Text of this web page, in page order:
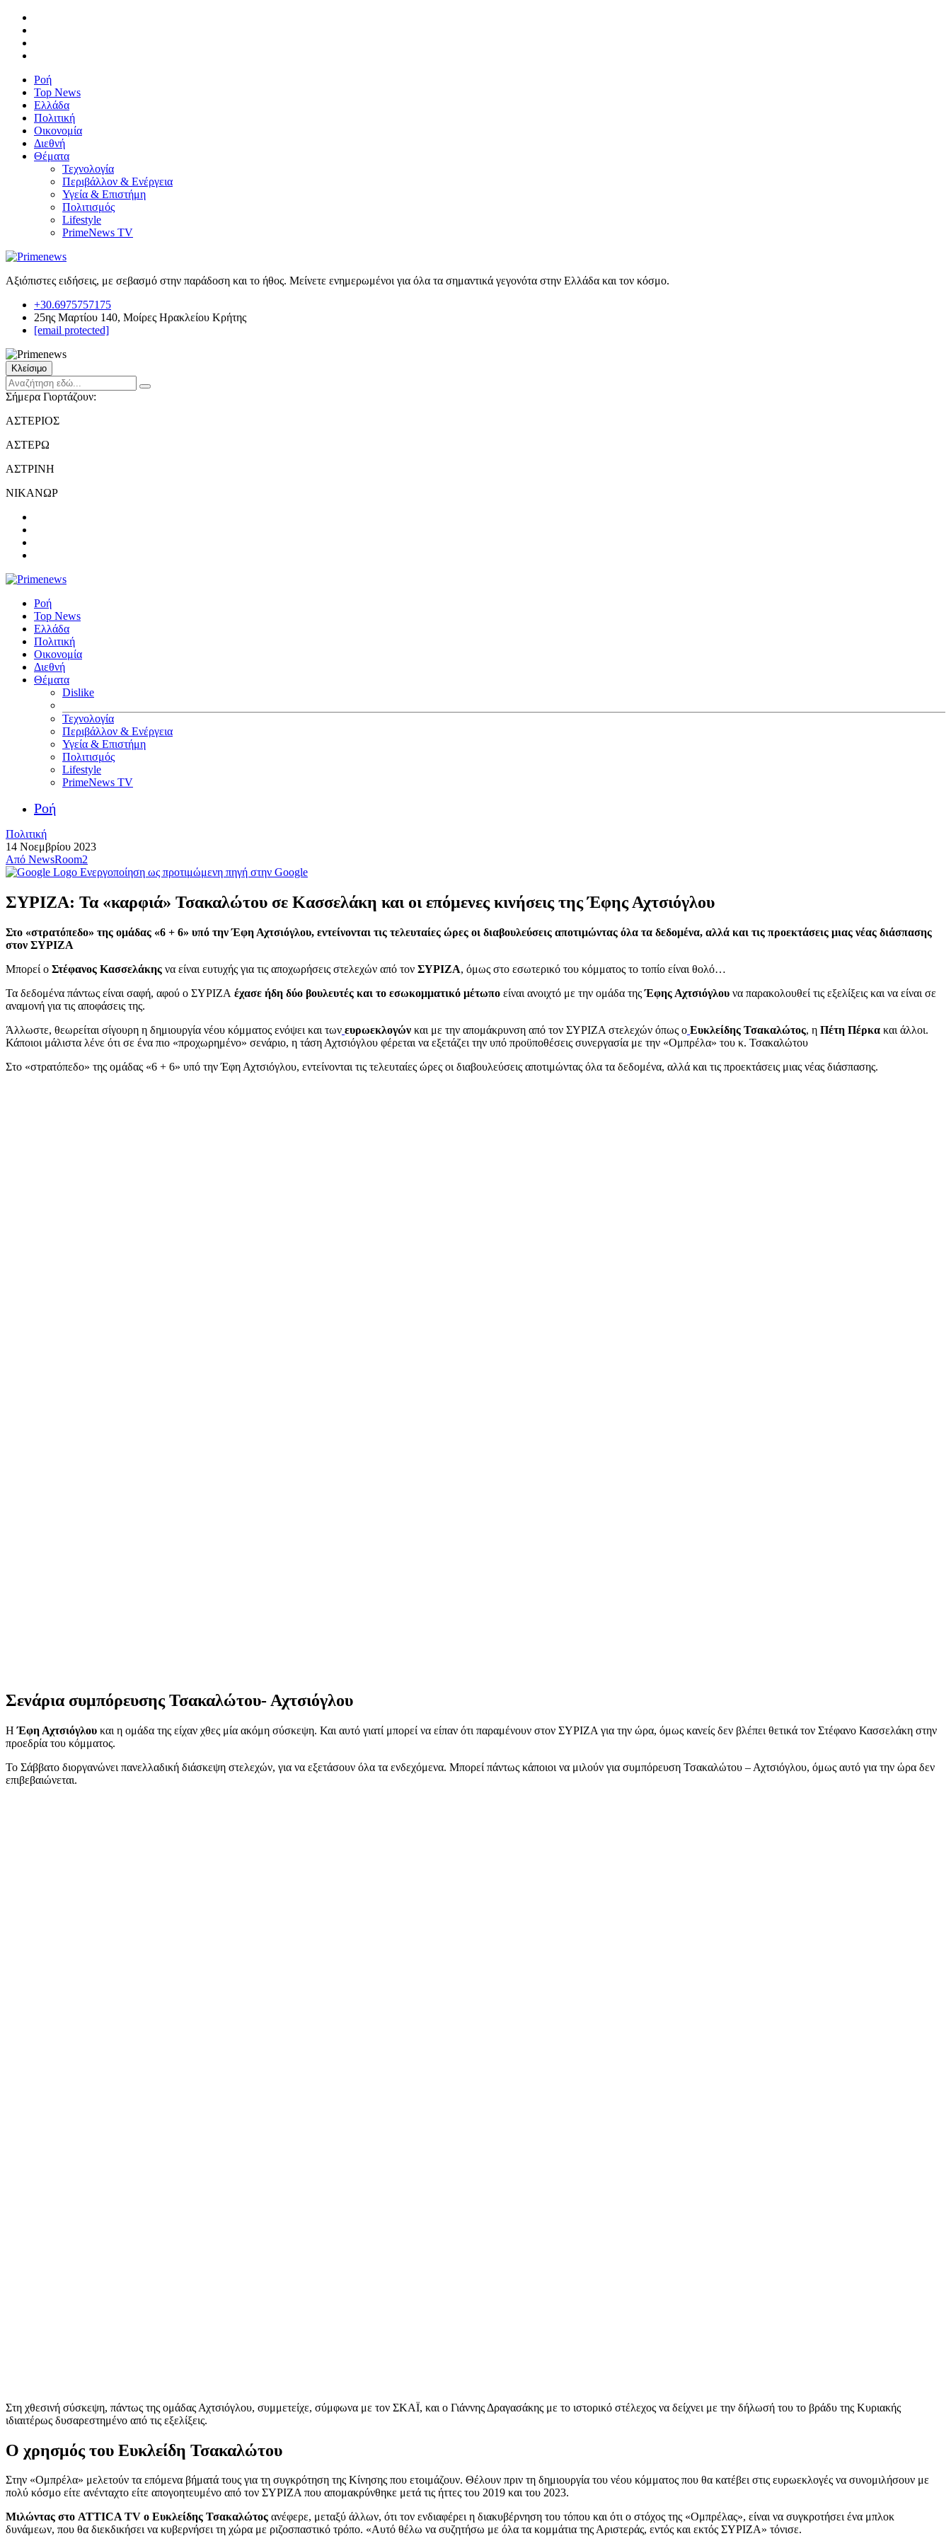
Ροή
Top News
Ελλάδα
Πολιτική
Οικονομία
Διεθνή
Θέματα
Τεχνολογία
Περιβάλλον & Ενέργεια
Υγεία & Επιστήμη
Πολιτισμός
Lifestyle
PrimeNews TV
Αξιόπιστες ειδήσεις, με σεβασμό στην παράδοση και το ήθος. Μείνετε ενημερωμένοι για όλα τα σημαντικά γεγονότα στην Ελλάδα και τον κόσμο.
+30.6975757175
25ης Μαρτίου 140, Μοίρες Ηρακλείου Κρήτης
[email protected]
Κλείσιμο
Σήμερα Γιορτάζουν:
ΑΣΤΕΡΙΟΣ
ΑΣΤΕΡΩ
ΑΣΤΡΙΝΗ
ΝΙΚΑΝΩΡ
Ροή
Top News
Ελλάδα
Πολιτική
Οικονομία
Διεθνή
Θέματα
Dislike
Τεχνολογία
Περιβάλλον & Ενέργεια
Υγεία & Επιστήμη
Πολιτισμός
Lifestyle
PrimeNews TV
Ροή
Πολιτική
14 Νοεμβρίου 2023
Από NewsRoom2
Ενεργοποίηση ως προτιμώμενη πηγή στην Google
ΣΥΡΙΖΑ: Τα «καρφιά» Τσακαλώτου σε Κασσελάκη και οι επόμενες κινήσεις της Έφης Αχτσιόγλου
Στο «στρατόπεδο» της ομάδας «6 + 6» υπό την Έφη Αχτσιόγλου, εντείνονται τις τελευταίες ώρες οι διαβουλεύσεις αποτιμώντας όλα τα δεδομένα, αλλά και τις προεκτάσεις μιας νέας διάσπασης
στον ΣΥΡΙΖΑ
Μπορεί ο Στέφανος Κασσελάκης να είναι ευτυχής για τις αποχωρήσεις στελεχών από τον ΣΥΡΙΖΑ, όμως στο εσωτερικό του κόμματος το τοπίο είναι θολό…
Τα δεδομένα πάντως είναι σαφή, αφού ο ΣΥΡΙΖΑ έχασε ήδη δύο βουλευτές και το εσωκομματικό μέτωπο είναι ανοιχτό με την ομάδα τηςΈφης Αχτσιόγλου να παρακολουθεί τις εξελίξεις και να είναι σε
αναμονή για τις αποφάσεις της.
Άλλωστε, θεωρείται σίγουρη η δημιουργία νέου κόμματος ενόψει και των ευρωεκλογών και με την απομάκρυνση από τον ΣΥΡΙΖΑ στελεχών όπως ο Ευκλείδης Τσακαλώτος, η Πέτη Πέρκα και άλλοι.
Κάποιοι μάλιστα λένε ότι σε ένα πιο «προχωρημένο» σενάριο, η τάση Αχτσιόγλου φέρεται να εξετάζει την υπό προϋποθέσεις συνεργασία με την «Ομπρέλα» του κ. Τσακαλώτου
Στο «στρατόπεδο» της ομάδας «6 + 6» υπό την Έφη Αχτσιόγλου, εντείνονται τις τελευταίες ώρες οι διαβουλεύσεις αποτιμώντας όλα τα δεδομένα, αλλά και τις προεκτάσεις μιας νέας διάσπασης.
Σενάρια συμπόρευσης Τσακαλώτου- Αχτσιόγλου
ΗΈφη Αχτσιόγλου και η ομάδα της είχαν χθες μία ακόμη σύσκεψη. Και αυτό γιατί μπορεί να είπαν ότι παραμένουν στον ΣΥΡΙΖΑ για την ώρα, όμως κανείς δεν βλέπει θετικά τον Στέφανο Κασσελάκη στην
προεδρία του κόμματος.
Το Σάββατο διοργανώνει πανελλαδική διάσκεψη στελεχών, για να εξετάσουν όλα τα ενδεχόμενα. Μπορεί πάντως κάποιοι να μιλούν για συμπόρευση Τσακαλώτου – Αχτσιόγλου, όμως αυτό για την ώρα δεν
επιβεβαιώνεται.
Στη χθεσινή σύσκεψη, πάντως της ομάδας Αχτσιόγλου, συμμετείχε, σύμφωνα με τον ΣΚΑΪ, και ο Γιάννης Δραγασάκης με το ιστορικό στέλεχος να δείχνει με την δήλωσή του το βράδυ της Κυριακής
ιδιαιτέρως δυσαρεστημένο από τις εξελίξεις.
Ο χρησμός του Ευκλείδη Τσακαλώτου
Στην «Ομπρέλα» μελετούν τα επόμενα βήματά τους για τη συγκρότηση της Κίνησης που ετοιμάζουν. Θέλουν πριν τη δημιουργία του νέου κόμματος που θα κατέβει στις ευρωεκλογές να συνομιλήσουν με
πολύ κόσμο είτε ανένταχτο είτε απογοητευμένο από τον ΣΥΡΙΖΑ που απομακρύνθηκε μετά τις ήττες του 2019 και του 2023.
Μιλώντας στο ATTICA TV o Ευκλείδης Τσακαλώτος ανέφερε, μεταξύ άλλων, ότι τον ενδιαφέρει η διακυβέρνηση του τόπου και ότι ο στόχος της «Ομπρέλας», είναι να συγκροτήσει ένα μπλοκ
δυνάμεων, που θα διεκδικήσει να κυβερνήσει τη χώρα με ριζοσπαστικό τρόπο. «Αυτό θέλω να συζητήσω με όλα τα κομμάτια της Αριστεράς, εντός και εκτός ΣΥΡΙΖΑ» τόνισε.